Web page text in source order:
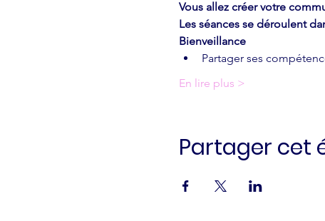
Vous allez créer votre
Les séances se déroulent
Bienveillance
Partager ses
En lire plus >
Partager cet